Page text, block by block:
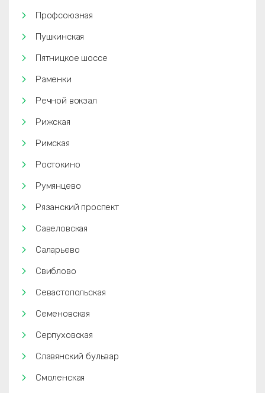
Профсоюзная
Пушкинская
Пятницкое шоссе
Раменки
Речной вокзал
Рижская
Римская
Ростокино
Румянцево
Рязанский проспект
Савеловская
Саларьево
Свиблово
Севастопольская
Семеновская
Серпуховская
Славянский бульвар
Смоленская